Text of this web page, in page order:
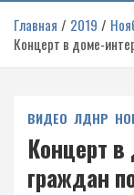
Главная 2019
Концерт в доме-
ВИДЕО ЛДНР
Концерт
граждан